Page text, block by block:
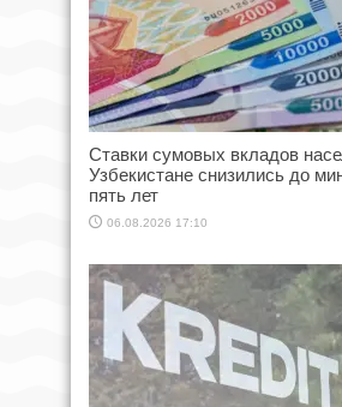
Ставки сумовых вкладов
Узбекистане снизились до
пять лет
06.08.2026 17:10